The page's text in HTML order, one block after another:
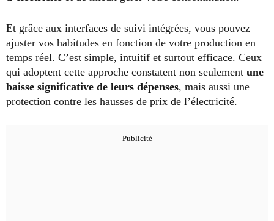
Et grâce aux interfaces de suivi intégrées, vous pouvez
ajuster vos habitudes en fonction de votre production en
temps réel. C’est simple, intuitif et surtout efficace. Ceux
qui adoptent cette approche constatent non seulement une
baisse significative de leurs dépenses, mais aussi une
protection contre les hausses de prix de l’électricité.